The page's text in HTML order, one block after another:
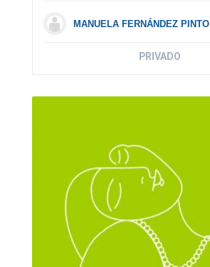
MANUELA FERNÁNDEZ PINTO
PRIVADO